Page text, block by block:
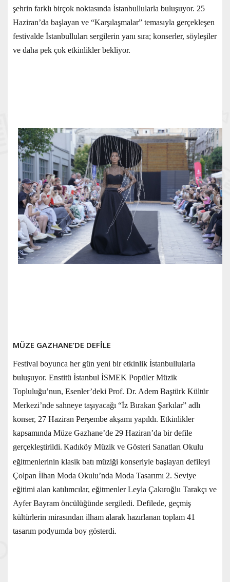
şehrin farklı birçok noktasında İstanbullularla buluşuyor. 25
Haziran’da başlayan ve “Karşılaşmalar” temasıyla gerçekleşen
festivalde İstanbulluları sergilerin yanı sıra; konserler, söyleşiler
ve daha pek çok etkinlikler bekliyor.
MÜZE GAZHANE’DE DEFİLE
Festival boyunca her gün yeni bir etkinlik İstanbullularla
buluşuyor. Enstitü İstanbul İSMEK Popüler Müzik
Topluluğu’nun, Esenler’deki Prof. Dr. Adem Baştürk Kültür
Merkezi’nde sahneye taşıyacağı “İz Bırakan Şarkılar” adlı
konser, 27 Haziran Perşembe akşamı yapıldı. Etkinlikler
kapsamında Müze Gazhane’de 29 Haziran’da bir defile
gerçekleştirildi. Kadıköy Müzik ve Gösteri Sanatları Okulu
eğitmenlerinin klasik batı müziği konseriyle başlayan defileyi
Çolpan İlhan Moda Okulu’nda Moda Tasarımı 2. Seviye
eğitimi alan katılımcılar, eğitmenler Leyla Çakıroğlu Tarakçı ve
Ayfer Bayram öncülüğünde sergiledi. Defilede, geçmiş
kültürlerin mirasından ilham alarak hazırlanan toplam 41
tasarım podyumda boy gösterdi.